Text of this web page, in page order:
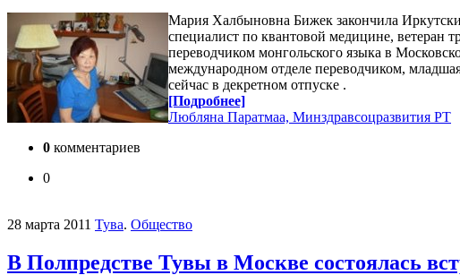
Мария Халбыновна Бижек закончила
специалист по квантовой медицине, ветеран
переводчиком монгольского языка в
международном отделе переводчиком,
сейчас в декретном отпуске .
[Подробнее]
Любляна Паратмаа, Минздравсоцразвития РТ
0 комментариев
0
28 марта 2011 Тува. Общество
В Полпредстве Тувы в Москве состоялась